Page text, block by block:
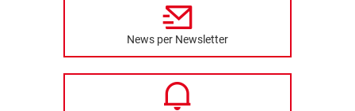
News per Newsletter